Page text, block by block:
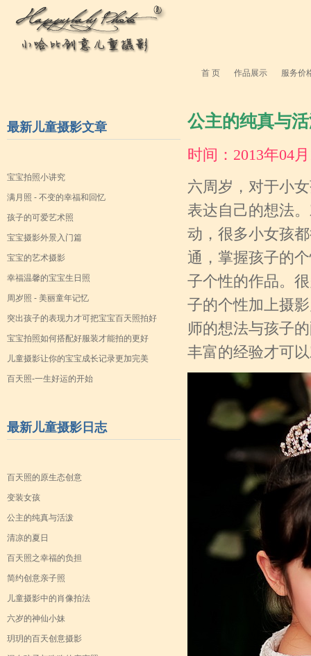
首 页 作品展示 服务价
最新儿童摄影文章
宝宝拍照小讲究
满月照 - 不变的幸福和回忆
孩子的可爱艺术照
宝宝摄影外景入门篇
宝宝的艺术摄影
幸福温馨的宝宝生日照
周岁照 - 美丽童年记忆
突出孩子的表现力才可把宝宝百天照拍好
宝宝拍照如何搭配好服装才能拍的更好
儿童摄影让你的宝宝成长记录更加完美
百天照-一生好运的开始
最新儿童摄影日志
百天照的原生态创意
变装女孩
公主的纯真与活泼
清凉的夏日
百天照之幸福的负担
简约创意亲子照
儿童摄影中的肖像拍法
六岁的神仙小妹
玥玥的百天创意摄影
公主的纯真与
时间：2013年04
六周岁，对于小
表达自己的想法
动，很多小女孩
通，掌握孩子的
子个性的作品。
子的个性加上摄
师的想法与孩子
丰富的经验才可